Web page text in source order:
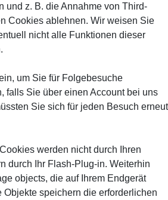
und z. B. die Annahme von Third-
Cookies ablehnen. Wir weisen Sie
nicht alle Funktionen dieser
um Sie für Folgebesuche
falls Sie über einen Account bei uns
Sie sich für jeden Besuch erneut
werden nicht durch Ihren
durch Ihr Flash-Plug-in. Weiterhin
objects, die auf Ihrem Endgerät
speichern die erforderlichen